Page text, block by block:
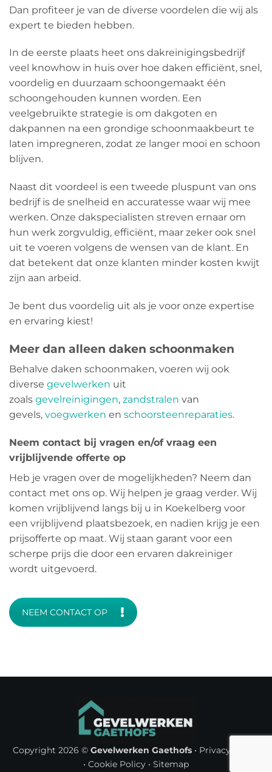
Dan profiteer je van de diverse voordelen die wij als
expert te bieden hebben.
In de eerste plaats heet ons dakreinigingsbedrijf
veel knowhow in huis over hoe daken efficiënt, snel,
voordelig en duurzaam schoongemaakt één
schoongehouden kunnen worden. Een
veelgebruikte strategie is om dakgoten en
dakpannen na een grondige schoonmaakbeurt te
laten impregneren, zodat ze langer mooi en schoon
blijven.
Naast dit voordeel is een tweede pluspunt van ons
bedrijf is de snelheid en accuratesse waar wij mee
werken. Onze dakspecialisten streven ernaar om
hun werk zorgvuldig, efficiënt, maar zeker ook snel
uit te voeren volgens de wensen van de klant. En
dat betekent dat onze klanten minder kosten kwijt
zijn aan arbeid.
Je bent dus voordelig uit als je voor onze expertise
en ervaring kiest!
Meer dan alleen daken schoonmaken
Behalve daken schoonmaken, voeren wij ook
diverse gevelwerken uit
zoals gevelreinigingen, zandstralen van
gevels, voegwerken en schoorsteenreparaties.
Neem contact bij vragen en/of vraag een
vrijblijvende offerte op
Heb je vragen over de mogelijkheden? Neem dan
contact met ons op. Wij helpen je graag verder. Wij
komen vrijblijvend langs bij u in Koekelberg voor
een vrijblijvend plaatsbezoek, en nadien krijg je een
prijsofferte op maat. Wij staan garant voor een
scherpe prijs die door een ervaren dakreiniger
wordt uitgevoerd.
NEEM CONTACT OP
Copyright 2026 © Gevelwerken Gaethofs • Privacy Policy
• Cookie Policy • Sitemap